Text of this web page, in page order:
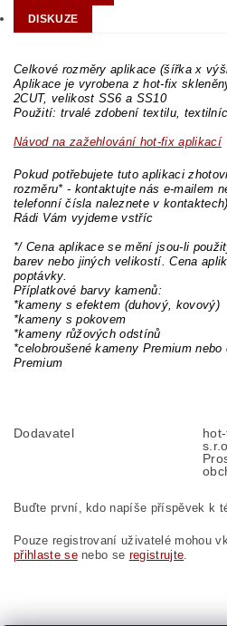
DISKUZE
Celkové rozměry aplikace (šířka x
Aplikace je vyrobena z hot-fix
2CUT, velikost SS6 a SS10
Použití: trvalé zdobení textilu,
Návod na zažehlování hot-fix aplikací
Pokud potřebujete tuto aplikaci
rozměru* - kontaktujte nás e-mailem
telefonní čísla naleznete v
Rádi Vám vyjdeme vstříc
*/ Cena aplikace se mění jsou-li
barev nebo jiných velikostí. Cena
poptávky.
Příplatkové barvy kamenů:
*kameny s efektem (duhový, kovový)
*kameny s pokovem
*kameny růžových odstínů
*celobroušené kameny Premium
Premium
Dodavatel
Buďte první, kdo napíše příspěvek k
Pouze registrovaní uživatelé mohou
přihlaste senebo se registrujte.